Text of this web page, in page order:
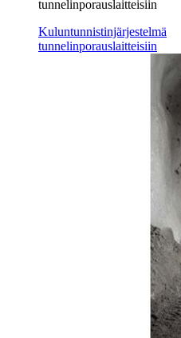
tunnelinporauslaitteisiin
Kuluntunnistinjärjestelmä
tunnelinporauslaitteisiin